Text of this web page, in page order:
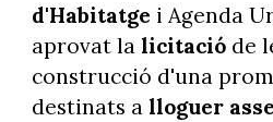
d'Habitatge i Agenda
aprovat la licitacióde
construcció d'una
destinats a lloguer